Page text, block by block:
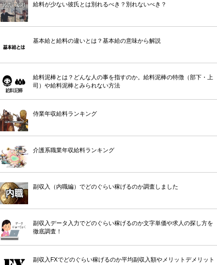
給料が少ない彼氏とは別れるべき？別れないべき？
基本給と給料の違いとは？基本給の意味から解説
給料泥棒とは？どんな人の事を指すのか。給料泥棒の特徴（部下・上
司）や給料泥棒とみられない方法
侍業年収給料ランキング
介護系職業年収給料ランキング
副収入（内職編）でどのぐらい稼げるのか調査しました
副収入データ入力でどのぐらい稼げるのか文字単価や求人の探し方を
徹底調査！
副収入FXでどのぐらい稼げるのか平均副収入額やメリットデメリット